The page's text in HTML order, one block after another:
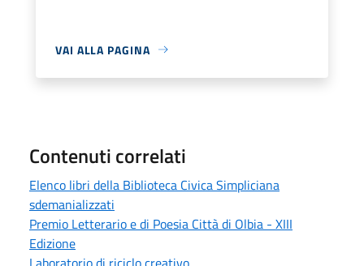
VAI ALLA PAGINA
Contenuti correlati
Elenco libri della Biblioteca Civica Simpliciana
sdemanializzati
Premio Letterario e di Poesia Città di Olbia - XIII
Edizione